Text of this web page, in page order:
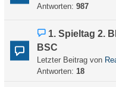
Antworten: 987
1. Spieltag 2.
BSC
Letzter Beitrag von
Antworten: 18